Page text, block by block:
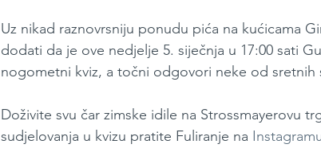
Uz nikad raznovrsniju ponudu pića na kućicama
dodati da je ove nedjelje 5. siječnja u 17:00 sati
nogometni kviz, a točni odgovori neke od
Doživite svu čar zimske idile na Strossmayerovu
sudjelovanja u kvizu pratite Fuliranje na